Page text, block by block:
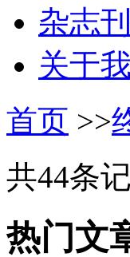
杂志
关于
首页 >>
共44条
热门文